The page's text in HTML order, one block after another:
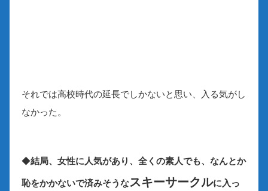
それでは高校時代の延長でしかないと思い、入る気がし
なかった。
◆結局、女性に人気があり、全くの素人でも、なんとか
恥をかかないで済みそうなスキーサークルに入っ